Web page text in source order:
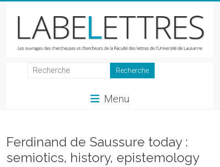
LabeLettres
et
chercheurs
de
Menu
Ferdinand de Saussure today :
semiotics, history, epistemology